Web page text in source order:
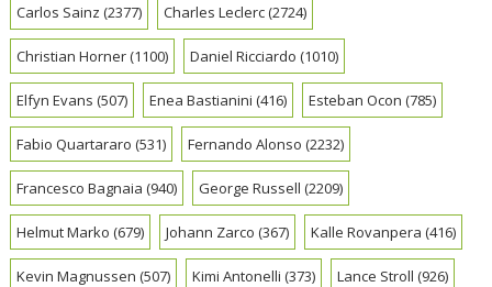
Carlos Sainz (2377) Charles Leclerc(2724)
Christian Horner(1100) Daniel Ricciardo (1010)
Elfyn Evans (507) Enea Bastianini (416) Esteban Ocon (785)
Fabio Quartararo (531) Fernando Alonso (2232)
Francesco Bagnaia (940) George Russell (2209)
Helmut Marko (679) Johann Zarco (367) Kalle Rovanpera (416)
Kevin Magnussen (507) Kimi Antonelli (373) Lance Stroll (926)